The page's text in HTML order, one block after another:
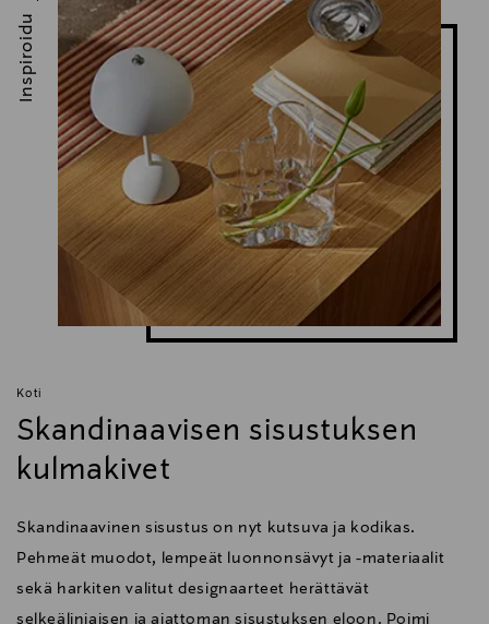
Koti
Skandinaavisen sisustuksen
kulmakivet
Skandinaavinen sisustus on nyt kutsuva ja kodikas.
Pehmeät muodot, lempeät luonnonsävyt ja -materiaalit
sekä harkiten valitut designaarteet herättävät
selkeälinjaisen ja ajattoman sisustuksen eloon. Poimi
Inspiroidu